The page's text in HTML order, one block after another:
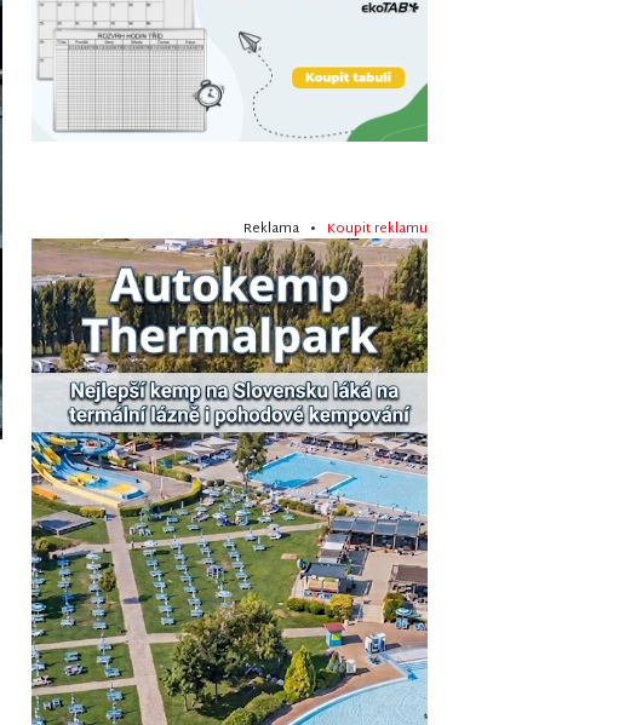
Reklama • Koupit reklamu